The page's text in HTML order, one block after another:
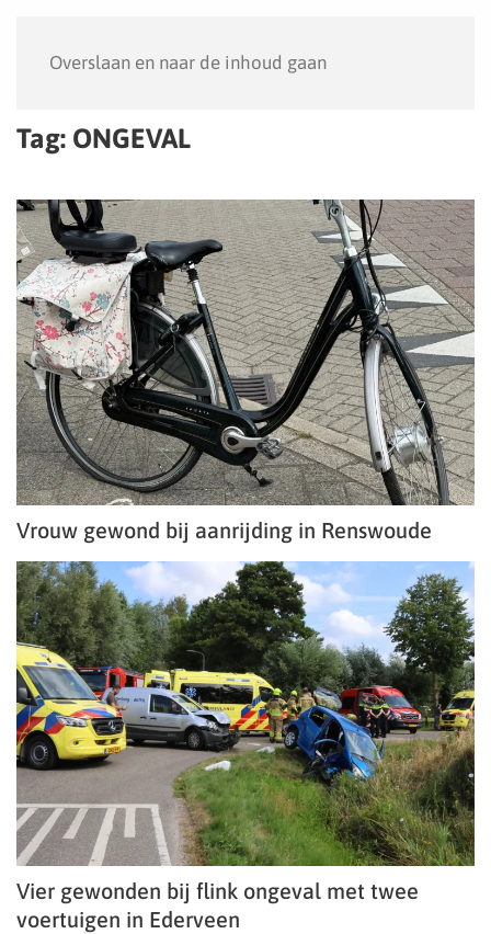
Overslaan en naar de inhoud gaan
Tag: ONGEVAL
Vrouw gewond bij aanrijding in Renswoude
Vier gewonden bij flink ongeval met twee
voertuigen in Ederveen